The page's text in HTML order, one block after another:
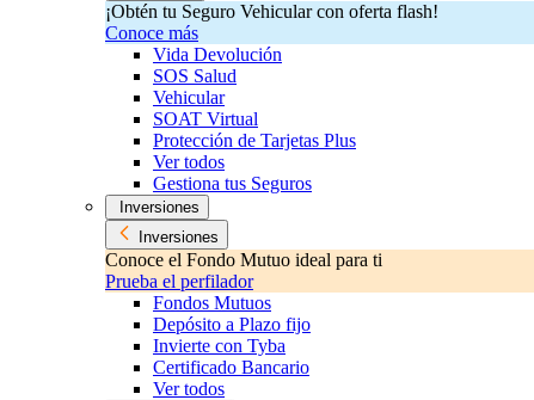
¡Obtén tu Seguro Vehicular con oferta flash!
Conoce más
Vida Devolución
SOS Salud
Vehicular
SOAT Virtual
Protección de Tarjetas Plus
Ver todos
Gestiona tus Seguros
Inversiones
Inversiones
Conoce el Fondo Mutuo ideal para ti
Prueba el perfilador
Fondos Mutuos
Depósito a Plazo fijo
Invierte con Tyba
Certificado Bancario
Ver todos